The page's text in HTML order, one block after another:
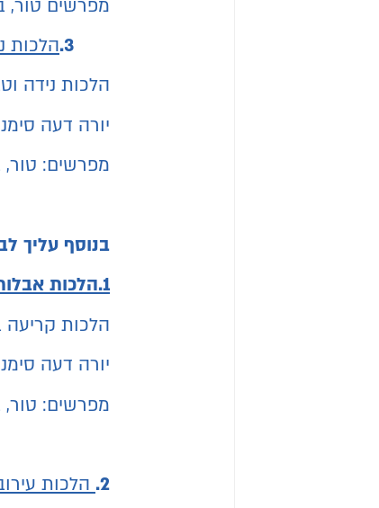
מפרשים טור,
3. הלכות
הלכות נידה
יורה דעה
מפרשים: טור,
בנוסף עליך לבחור 3 בחינות מתוך
1.הלכות אבלות:
הלכות קריעה
יורה דעה
מפרשים: טור,
2. הלכות